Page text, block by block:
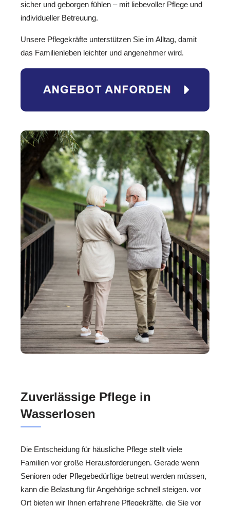
sicher und geborgen fühlen – mit liebevoller Pflege und
individueller Betreuung.
Unsere Pflegekräfte unterstützen Sie im Alltag, damit
das Familienleben leichter und angenehmer wird.
Zuverlässige Pflege in
Wasserlosen
Die Entscheidung für häusliche Pflege stellt viele
Familien vor große Herausforderungen. Gerade wenn
Senioren oder Pflegebedürftige betreut werden müssen,
kann die Belastung für Angehörige schnell steigen. vor
Ort bieten wir Ihnen erfahrene Pflegekräfte, die Sie vor